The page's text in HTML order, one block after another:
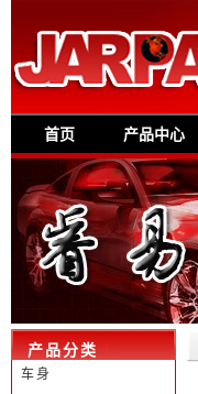
首页 产品中心
产品分类
车身